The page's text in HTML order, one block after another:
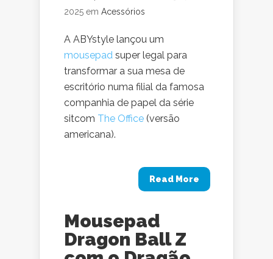
2025 em Acessórios
A ABYstyle lançou um
mousepad super legal para
transformar a sua mesa de
escritório numa filial da famosa
companhia de papel da série
sitcom The Office (versão
americana).
Read More
Mousepad
Dragon Ball Z